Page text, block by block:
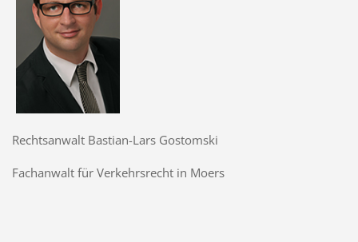
Rechtsanwalt Bastian-Lars Gostomski
Fachanwalt für Verkehrsrecht in Moers